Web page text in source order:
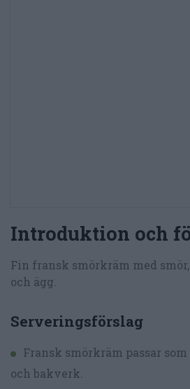
Introduktion och
Fin fransk smörkräm med
och ägg.
Serveringsförslag
Fransk smörkräm passar
och bakverk.